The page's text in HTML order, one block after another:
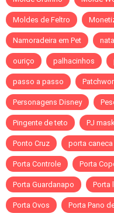
Moldes de Feltro
Namoradeira em Pet natal
ouriço palhacinhos
passo a passo
Personagens Disney
Pingente de teto PJ
Ponto Cruz porta caneca
Porta Controle Porta
Porta Guardanapo Porta
Porta Ovos Porta Pano